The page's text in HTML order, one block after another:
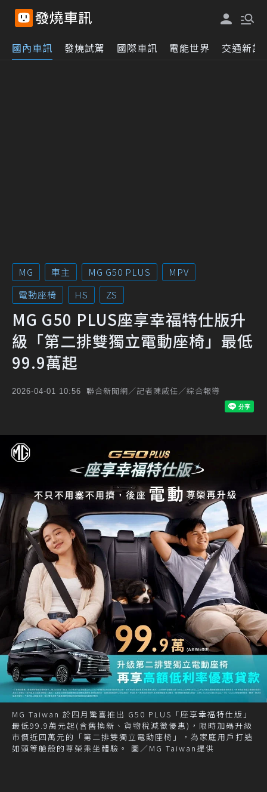
國內車訊 發燒試駕 國際車訊 電能世界 交通新訊
MG 車主 MG G50 PLUS
MPV
電動座椅
HS ZS
MG G50 PLUS座享幸福特仕版升
級「第二排雙獨立電動座椅」最低
99.9萬起
2026-04-01 10:56 聯合新聞網／記者陳威任／綜合報導
MG Taiwan 於四月驚喜推出 G50 PLUS「座享幸福特仕版」
最低99.9萬元起(含舊換新、貨物稅減徵優惠)，限時加碼升級
市價近四萬元的「第二排雙獨立電動座椅」，為家庭用戶打造
如頭等艙般的尊榮乘坐體驗。 圖／MG Taiwan提供